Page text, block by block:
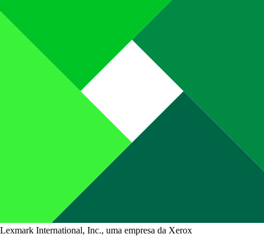
Lexmark International, Inc., uma empresa da Xerox